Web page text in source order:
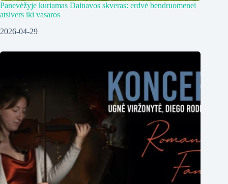
Panevėžyje kuriamas Dainavos skveras: erdvė bendruomenei
atsivers iki vasaros
2026-04-29